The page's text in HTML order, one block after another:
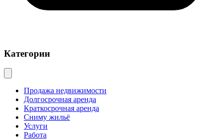
Категории
Продажа недвижимости
Долгосрочная аренда
Краткосрочная аренда
Сниму жильё
Услуги
Работа